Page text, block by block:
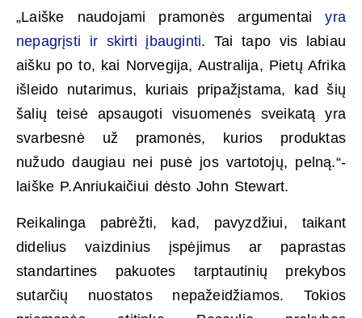
„Laiške naudojami pramonės argumentaiyra
nepagrįsti ir skirti įbauginti. Tai tapo vis labiau
aišku po to, kai Norvegija, Australija, Pietų Afrika
išleido nutarimus, kuriais pripažįstama, kad šių
šalių teisė apsaugoti visuomenės sveikatą yra
svarbesnė už pramonės, kurios produktas
nužudo daugiau nei pusė jos vartotojų, pelną.“-
laiške P.Anriukaičiui dėsto John Stewart.
Reikalinga pabrėžti, kad, pavyzdžiui, taikant
didelius vaizdinius įspėjimus ar paprastas
standartines pakuotes tarptautinių prekybos
sutarčių nuostatos nepažeidžiamos. Tokios